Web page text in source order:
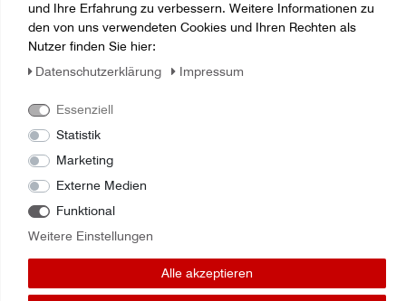
Zuletzt angesehene Artikel:
und Ihre Erfahrung zu verbessern. Weitere Informationen zu
den von uns verwendeten Cookies und Ihren Rechten als
Nutzer finden Sie hier:
Daten­schutz­erklärung
Impressum
Essenziell
Statistik
Marketing
Externe Medien
Funktional
Weitere Einstellungen
Alle akzeptieren